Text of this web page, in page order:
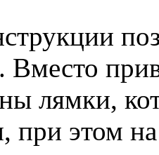
Вместо
лямки,
при этом